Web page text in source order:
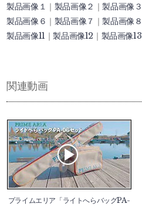
製品画像１ ｜ 製品画像２ ｜製品画像３
製品画像６ ｜ 製品画像７ ｜製品画像８
製品画像11 ｜製品画像12 ｜ 製品画像13
関連動画
プライムエリア「ライトへらバッグPA-